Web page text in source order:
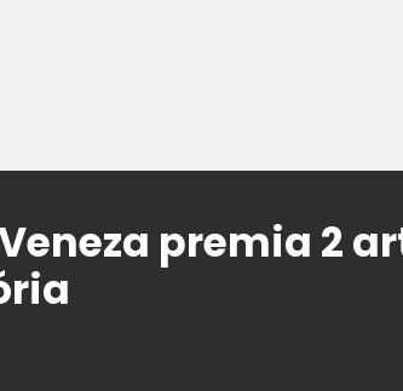
premia 2